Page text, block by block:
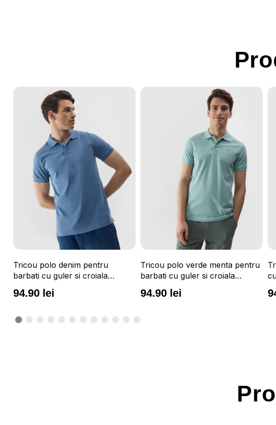
Tricou polo denim pentru
barbati cu guler si croiala
regular 4F
94.90 lei
Tricou polo verde menta pentru
barbati cu guler si croiala
regular 4F
94.90 lei